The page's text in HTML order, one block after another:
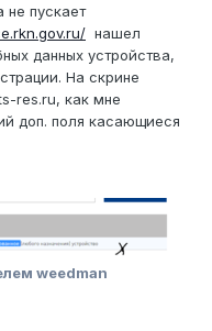
не пускает
нашел
данных устройства,
На скрине
res.ru, как мне
доп. поля касающиеся
weedman